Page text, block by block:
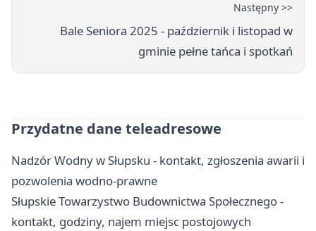
Następny >>
Bale Seniora 2025 - październik i listopad w
gminie pełne tańca i spotkań
Przydatne dane teleadresowe
Nadzór Wodny w Słupsku - kontakt, zgłoszenia awarii i
pozwolenia wodno-prawne
Słupskie Towarzystwo Budownictwa Społecznego -
kontakt, godziny, najem miejsc postojowych